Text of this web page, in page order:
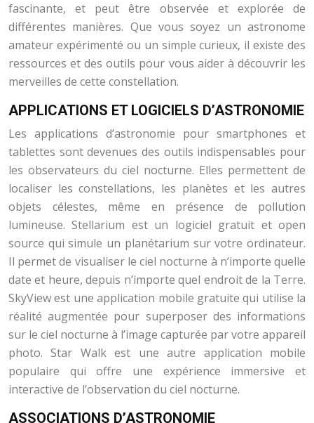
fascinante, et peut être observée et explorée de
différentes manières. Que vous soyez un astronome
amateur expérimenté ou un simple curieux, il existe des
ressources et des outils pour vous aider à découvrir les
merveilles de cette constellation.
APPLICATIONS ET LOGICIELS D’ASTRONOMIE
Les applications d’astronomie pour smartphones et
tablettes sont devenues des outils indispensables pour
les observateurs du ciel nocturne. Elles permettent de
localiser les constellations, les planètes et les autres
objets célestes, même en présence de pollution
lumineuse. Stellarium est un logiciel gratuit et open
source qui simule un planétarium sur votre ordinateur.
Il permet de visualiser le ciel nocturne à n’importe quelle
date et heure, depuis n’importe quel endroit de la Terre.
SkyView est une application mobile gratuite qui utilise la
réalité augmentée pour superposer des informations
sur le ciel nocturne à l’image capturée par votre appareil
photo. Star Walk est une autre application mobile
populaire qui offre une expérience immersive et
interactive de l’observation du ciel nocturne.
ASSOCIATIONS D’ASTRONOMIE